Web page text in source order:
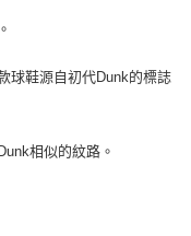
球鞋源自初代Dunk的標誌
相似的紋路。